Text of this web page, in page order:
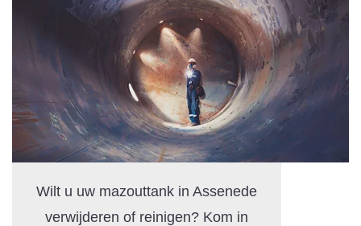
Wilt u uw mazouttank in Assenede
verwijderen of reinigen? Kom in